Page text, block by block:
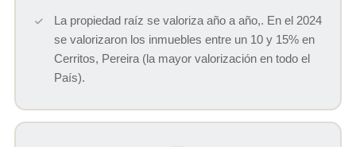
La propiedad raíz se valoriza año a año,. En el 2024
se valorizaron los inmuebles entre un 10 y 15% en
Cerritos, Pereira (la mayor valorización en todo el
País).